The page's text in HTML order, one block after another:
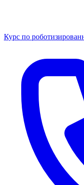
Курс по